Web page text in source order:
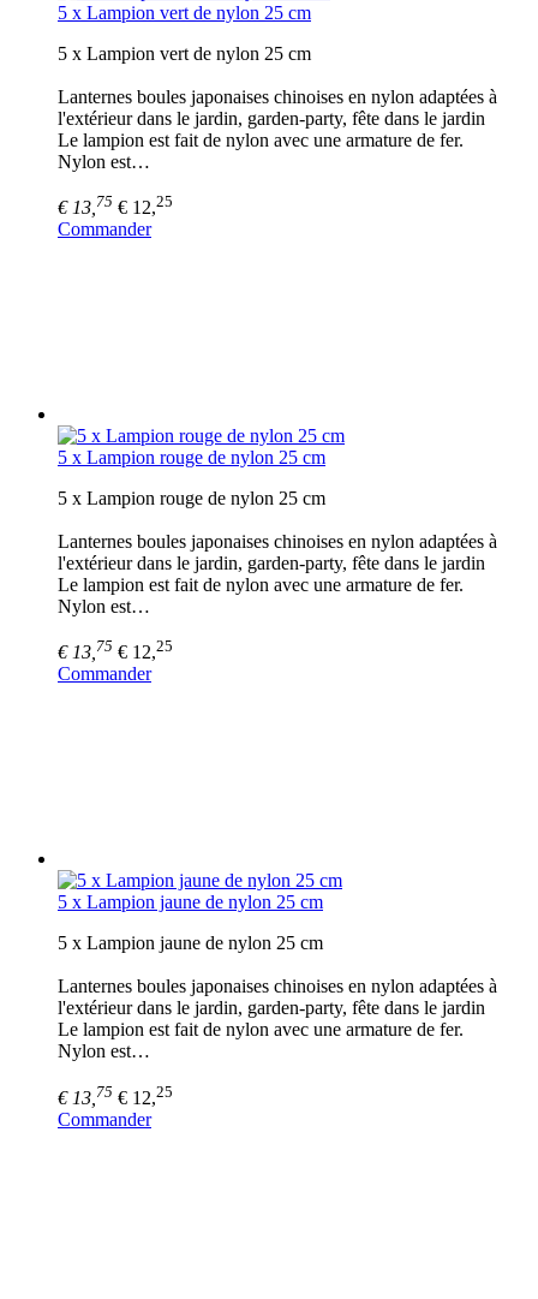
5 x Lampion vert de nylon 25 cm
5 x Lampion vert de nylon 25 cm
Lanternes boules japonaises chinoises en nylon adaptées à
l'extérieur dans le jardin, garden-party, fête dans le jardin
Le lampion est fait de nylon avec une armature de fer.
Nylon est…
€ 13, 75 € 12,25
Commander
5 x Lampion rouge de nylon 25 cm
5 x Lampion rouge de nylon 25 cm
Lanternes boules japonaises chinoises en nylon adaptées à
l'extérieur dans le jardin, garden-party, fête dans le jardin
Le lampion est fait de nylon avec une armature de fer.
Nylon est…
€ 13, 75 € 12,25
Commander
5 x Lampion jaune de nylon 25 cm
5 x Lampion jaune de nylon 25 cm
Lanternes boules japonaises chinoises en nylon adaptées à
l'extérieur dans le jardin, garden-party, fête dans le jardin
Le lampion est fait de nylon avec une armature de fer.
Nylon est…
€ 13, 75 € 12,25
Commander